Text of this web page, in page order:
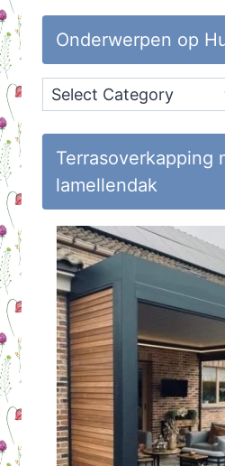
Onderwerpen op
Onderwerpen
op
Huisvlijt
Terrasoverkapping
lamellendak